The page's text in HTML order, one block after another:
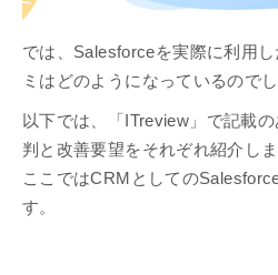
では、Salesforceを実際に利用
ミはどのようになっているのでし
以下では、「ITreview」で記載
判と改善要望をそれぞれ紹介しま
ここではCRMとしての
す。